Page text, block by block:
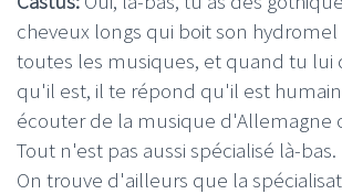
cheveux longs qui boit son
toutes les musiques, et quand tu lui
qu'il est, il te répond qu'il est
écouter de la musique d'Allemagne
Tout n'est pas aussi spécialisé là-bas.
On trouve d'ailleurs que la